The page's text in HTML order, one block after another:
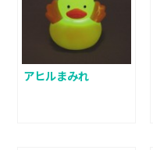
アヒルまみれ